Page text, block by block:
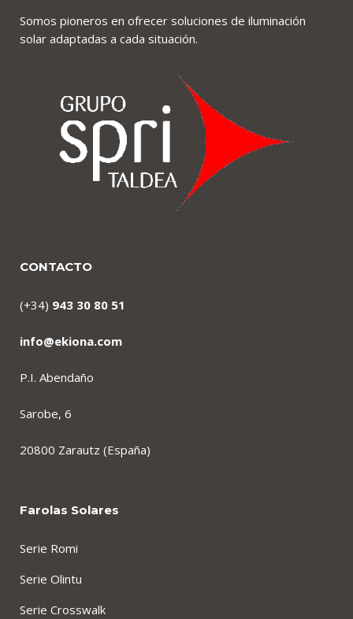
Somos pioneros en ofrecer soluciones de iluminación
solar adaptadas a cada situación.
CONTACTO
(+34) 943 30 80 51
info@ekiona.com
P.I. Abendaño
Sarobe, 6
20800 Zarautz (España)
Farolas Solares
Serie Romi
Serie Olintu
Serie Crosswalk